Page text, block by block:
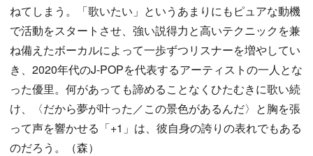
ねてしまう。「歌いたい」というあまりにもピュアな動機
で活動をスタートさせ、強い説得力と高いテクニックを兼
ね備えたボーカルによって一歩ずつリスナーを増やしてい
き、2020年代のJ-POPを代表するアーティストの一人とな
った優里。何があっても諦めることなくひたむきに歌い続
け、〈だから夢が叶った／この景色があるんだ〉と胸を張
って声を響かせる「+1」は、彼自身の誇りの表れでもある
のだろう。（森）